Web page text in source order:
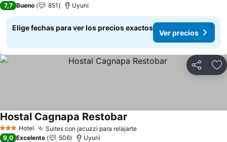
7,7 Bueno 851 Uyuni
Elige fechas para ver los precios exactos
Ver precios
Compartir
3 Estrellas
Hotel Suites con jacuzzi para relajarte
Hostal Cagnapa Restobar
9,0 Excelente 506 Uyuni